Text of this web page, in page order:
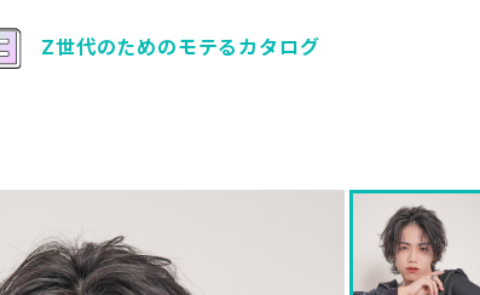
Z世代のためのモテるカタログ